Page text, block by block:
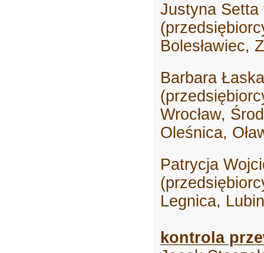
Justyna Setta
(
Bolesławiec,
Barbara
(
Wrocław,
Oleśnica,
Patrycja
(
Legnica,
kontrola